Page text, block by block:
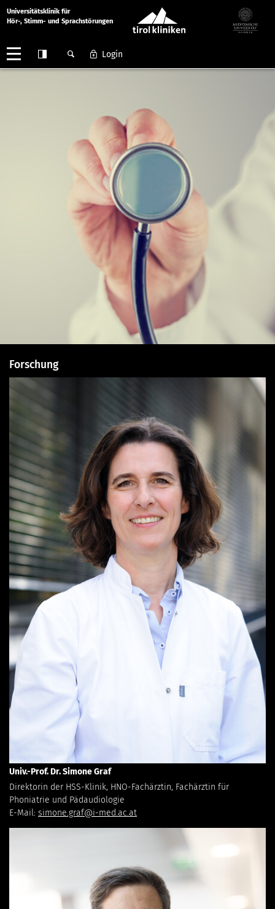
Universitätsklinik für
Hör-, Stimm- und Sprachstörungen
Login
Forschung
Univ.-Prof. Dr. Simone Graf
Direktorin der HSS-Klinik, HNO-Fachärztin, Fachärztin für
Phoniatrie und Pädaudiologie
E-Mail: simone.graf@i-med.ac.at